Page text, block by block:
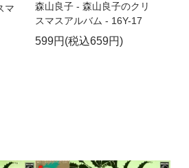
マ
森山良子 - 森山良子のクリ
スマスアルバム - 16Y-17
599円(税込659円)